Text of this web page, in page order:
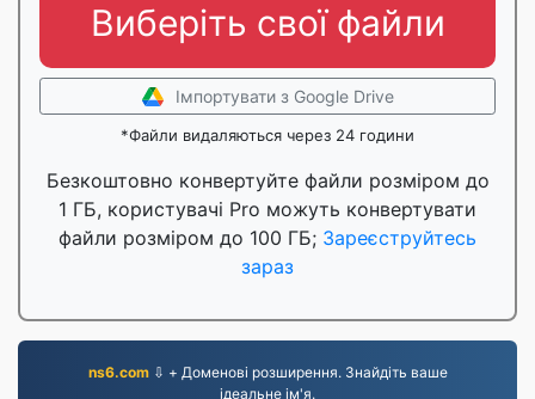
Виберіть свої файли
Імпортувати з Google Drive
*Файли видаляються через 24 години
Безкоштовно конвертуйте файли розміром до
1 ГБ, користувачі Pro можуть конвертувати
файли розміром до 100 ГБ; Зареєструйтесь
зараз
ns6.com⇩ + Доменові розширення. Знайдіть ваше
ідеальне ім'я.